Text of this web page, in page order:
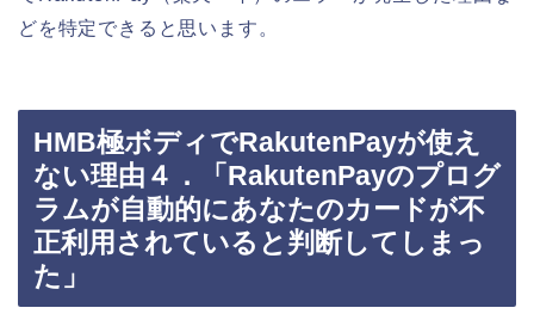
どを特定できると思います。
HMB極ボディでRakutenPayが使え
ない理由４．「RakutenPayのプログ
ラムが自動的にあなたのカードが不
正利用されていると判断してしまっ
た」